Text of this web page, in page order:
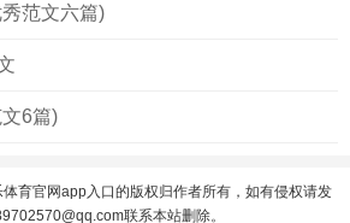
范文六篇)
6篇)
育官网app入口的版权归作者所有，如有侵权请发
联系本站删除。